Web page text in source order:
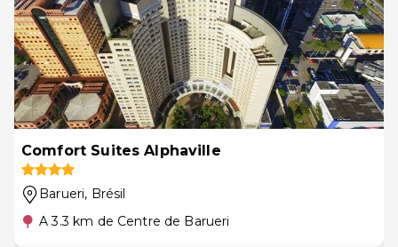
Comfort Suites Alphaville
Barueri, Brésil
A 3.3 km de Centre de Barueri